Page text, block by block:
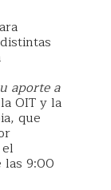
aporte a
OIT y la
que
9:00